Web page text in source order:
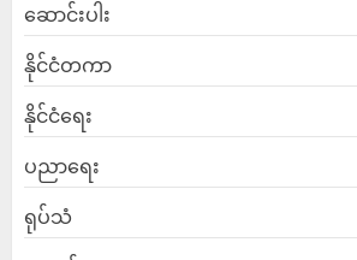
ဆောင်းပါး
နိုင်ငံတကာ
နိုင်ငံရေး
ပညာရေး
ရုပ်သံ